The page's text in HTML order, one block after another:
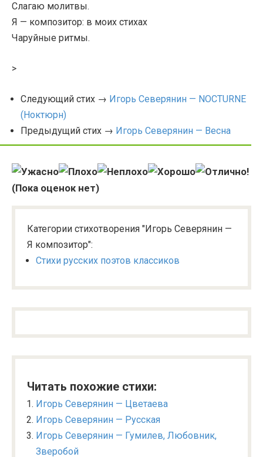
Слагаю молитвы.
Я — композитор: в моих стихах
Чаруйные ритмы.
>
Следующий стих → Игорь Северянин — NOCTURNE
(Ноктюрн)
Предыдущий стих → Игорь Северянин — Весна
(Пока оценок нет)
Категории стихотворения "Игорь Северянин —
Я композитор":
Стихи русских поэтов классиков
Читать похожие стихи:
Игорь Северянин — Цветаева
Игорь Северянин — Русская
Игорь Северянин — Гумилев, Любовник,
Зверобой